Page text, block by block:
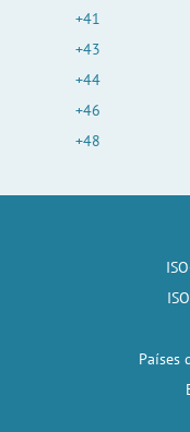
+41
+43
+44
+46
+48
Países